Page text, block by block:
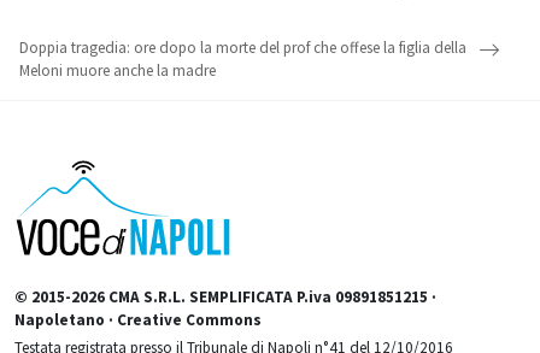
Doppia tragedia: ore dopo la morte del prof che offese la figlia della
Meloni muore anche la madre
© 2015-2026 CMA S.R.L. SEMPLIFICATA P.iva 09891851215 ·
Napoletano · Creative Commons
Testata registrata presso il Tribunale di Napoli n°41 del 12/10/2016